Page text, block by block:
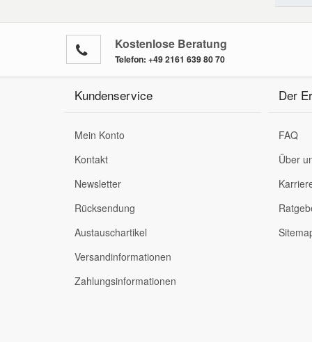
Kostenlose Beratung
Telefon: +49 2161 639 80 70
Kundenservice
Mein Konto
Kontakt
Newsletter
Rücksendung
Austauschartikel
Versandinformationen
Zahlungsinformationen
Der
FAQ
Über